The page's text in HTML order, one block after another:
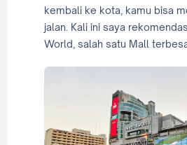
kembali ke kota, kamu bisa
jalan. Kali ini saya
World, salah satu Mall